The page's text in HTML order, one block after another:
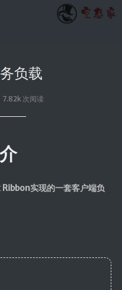
负载
次阅读
实现的一套客户端负